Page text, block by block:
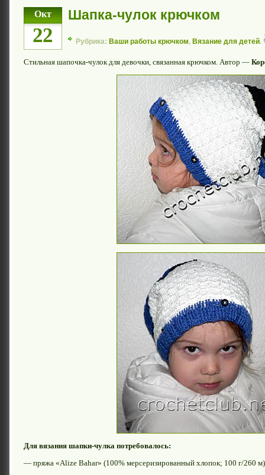
Окт
22
Шапка-чулок крючком
Рубрика: Ваши работы крючком, Вязание для детей.
Стильная шапочка-чулок для девочки, связанная крючком. Автор —
Для вязания шапки-чулка потребовалось:
— пряжа «Alize Bahar» (100% мерсеризированный хлопок; 100 г/260